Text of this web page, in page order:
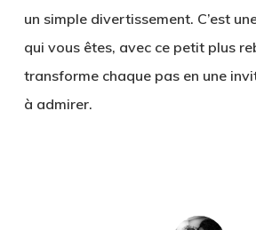
un simple divertissement. C’est
qui vous êtes, avec ce petit plus
transforme chaque pas en une
à admirer.